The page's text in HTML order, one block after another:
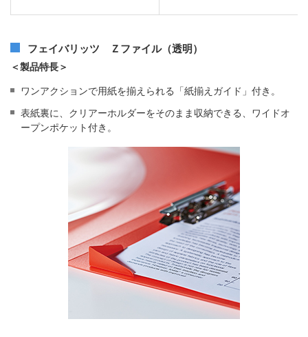
フェイバリッツ Ｚファイル（透明）
＜製品特長＞
ワンアクションで用紙を揃えられる「紙揃えガイド」付き。
表紙裏に、クリアーホルダーをそのまま収納できる、ワイドオ
ープンポケット付き。